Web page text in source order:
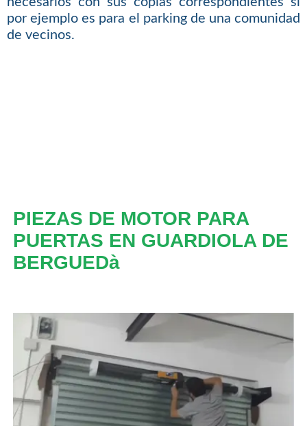
por ejemplo es para el parking de una comunidad
de vecinos.
PIEZAS DE MOTOR PARA
PUERTAS EN GUARDIOLA DE
BERGUEDà